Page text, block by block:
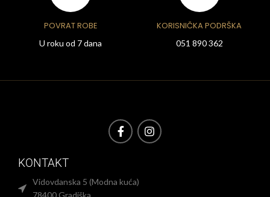
POVRAT ROBE
U roku od 7 dana
KORISNIČKA PODRŠKA
051 890 362
KONTAKT
Vidovdanska 5 (Modna kuća)
78400 Gradiška